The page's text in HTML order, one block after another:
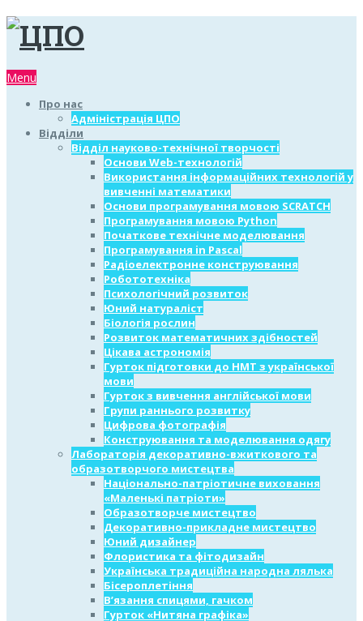
Menu
Про нас
Адміністрація ЦПО
Відділи
Відділ науково-технічної творчості
Основи Web-технологій
Використання інформаційних технологій у
вивченні математики
Основи програмування мовою SCRATCH
Програмування мовою Python
Початкове технічне моделювання
Програмування in Pascal
Радіоелектронне конструювання
Робототехніка
Психологічний розвиток
Юний натураліст
Біологія рослин
Розвиток математичних здібностей
Цікава астрономія
Гурток підготовки до НМТ з української
мови
Гурток з вивчення англійської мови
Групи раннього розвитку
Цифрова фотографія
Конструювання та моделювання одягу
Лабораторія декоративно-вжиткового та
образотворчого мистецтва
Національно-патріотичне виховання
«Маленькі патріоти»
Образотворче мистецтво
Декоративно-прикладне мистецтво
Юний дизайнер
Флористика та фітодизайн
Українська традиційна народна лялька
Бісероплетіння
В’язання спицями, гачком
Гурток «Нитяна графіка»